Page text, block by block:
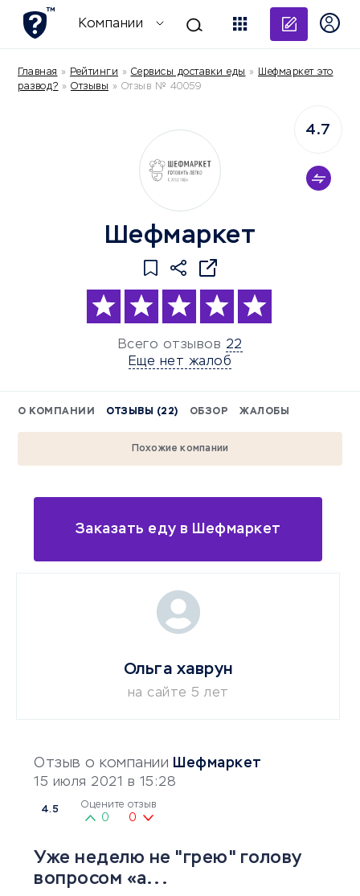
Компании
Главная » Рейтинги » Сервисы доставки еды » Шефмаркет это
развод? » Отзывы » Отзыв № 40059
Шефмаркет
Всего отзывов 22
Еще нет жалоб
4.7
О КОМПАНИИ ОТЗЫВЫ (22) ОБЗОР ЖАЛОБЫ
Похожие компании
Заказать еду в Шефмаркет
Отзыв о компании Шефмаркет
15 июля 2021 в 15:28
4.5 Оцените отзыв
0 0
Уже неделю не "грею" голову
вопросом «а...
Ольга хаврун
на сайте 5 лет